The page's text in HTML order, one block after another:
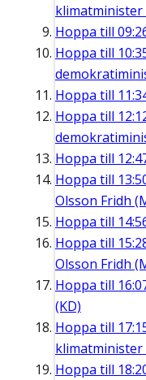
klimatminister
Hoppa till
Hoppa till
Hoppa till
Hoppa till
Hoppa till
Hoppa till
Olsson Fridh
Hoppa till
Hoppa till
Olsson Fridh
Hoppa till
(KD)
Hoppa till
klimatminister
Hoppa till